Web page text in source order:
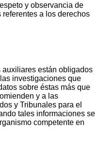
y observancia de
referentes a los derechos
auxiliares están obligados
investigaciones que
sobre éstas más que
y a las
y Tribunales para el
tales informaciones se
competente en